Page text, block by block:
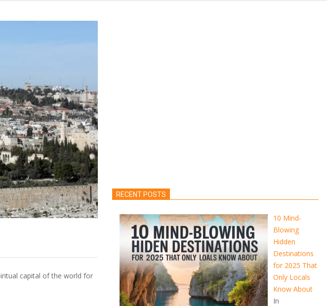
capital of the world for
RECENT POSTS
10 Mind-
Blowing
Hidden
Destinations
for 2025 That
Only Locals
Know About
In